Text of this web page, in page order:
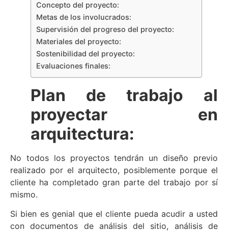
Concepto del proyecto:
Metas de los involucrados:
Supervisión del progreso del proyecto:
Materiales del proyecto:
Sostenibilidad del proyecto:
Evaluaciones finales:
Plan de trabajo al
proyectar en
arquitectura:
No todos los proyectos tendrán un diseño previo
realizado por el arquitecto, posiblemente porque el
cliente ha completado gran parte del trabajo por sí
mismo.
Si bien es genial que el cliente pueda acudir a usted
con documentos de análisis del sitio, análisis de